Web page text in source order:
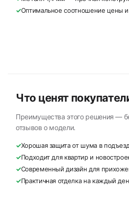
✓Оптимальное соотношение цены и
Что ценят
Преимущества этого решения —
отзывов о модели.
✓Хорошая защита от шума в
✓Подходит для квартир и
✓Современный дизайн для
✓Практичная отделка на каждый